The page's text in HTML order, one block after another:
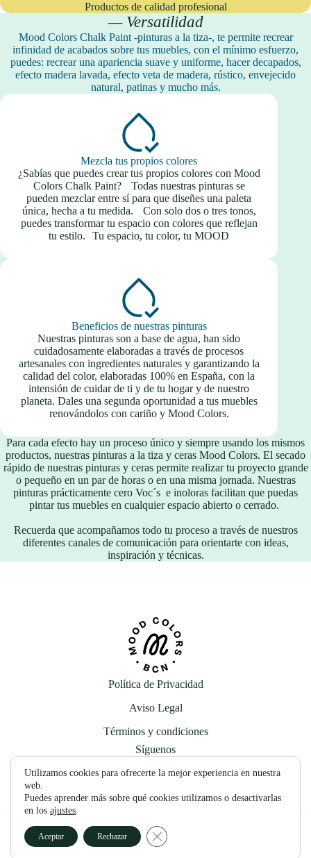
Productos de calidad profesional
— Versatilidad
Mood Colors Chalk Paint -pinturas a la tiza-, te permite recrear
infinidad de acabados sobre tus muebles, con el mínimo esfuerzo,
puedes: recrear una apariencia suave y uniforme, hacer decapados,
efecto madera lavada, efecto veta de madera, rústico, envejecido
natural, patinas y mucho más.
Mezcla tus propios colores
¿Sabías que puedes crear tus propios colores con Mood
Colors Chalk Paint? Todas nuestras pinturas se
pueden mezclar entre sí para que diseñes una paleta
única, hecha a tu medida. Con solo dos o tres tonos,
puedes transformar tu espacio con colores que reflejan
tu estilo. Tu espacio, tu color, tu MOOD
Beneficios de nuestras pinturas
Nuestras pinturas son a base de agua, han sido
cuidadosamente elaboradas a través de procesos
artesanales con ingredientes naturales y garantizando la
calidad del color, elaboradas 100% en España, con la
intensión de cuidar de ti y de tu hogar y de nuestro
planeta. Dales una segunda oportunidad a tus muebles
renovándolos con cariño y Mood Colors.
Para cada efecto hay un proceso único y siempre usando los mismos
productos, nuestras pinturas a la tiza y ceras Mood Colors. El secado
rápido de nuestras pinturas y ceras permite realizar tu proyecto grande
o pequeño en un par de horas o en una misma jornada. Nuestras
pinturas prácticamente cero Voc´s e inoloras facilitan que puedas
pintar tus muebles en cualquier espacio abierto o cerrado.
Recuerda que acompañamos todo tu proceso a través de nuestros
diferentes canales de comunicación para orientarte con ideas,
inspiración y técnicas.
Política de Privacidad
Aviso Legal
Términos y condiciones
Síguenos
© 2026 — Mood Colors SL
Hecho con Almma ✨
Utilizamos cookies para ofrecerte la mejor experiencia en nuestra
web.
Puedes aprender más sobre qué cookies utilizamos o desactivarlas
en los ajustes.
Aceptar Rechazar Cerrar el banner de cookies RGPD